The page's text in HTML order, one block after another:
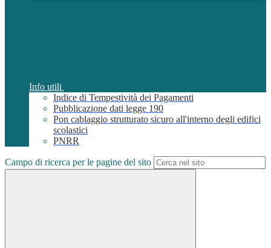
Info utili
Indice di Tempestività dei Pagamenti
Pubblicazione dati legge 190
Pon cablaggio strutturato sicuro all'interno degli edifici
scolastici
PNRR
Campo di ricerca per le pagine del sito